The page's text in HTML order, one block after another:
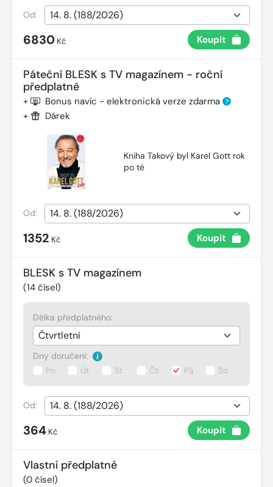
Od:
6830 Kč Koupit
Páteční BLESK s TV magazínem - roční
předplatné
+ Bonus navíc - elektronická verze zdarma ?
+ Dárek
Kniha Takový byl Karel Gott rok
po té
Od:
1352 Kč Koupit
BLESK s TV magazínem
(14 čísel)
Délka předplatného:
Dny doručení:
Po
Út St Čt Pá So
Od:
364 Kč Koupit
Vlastní předplatné
(0 čísel)